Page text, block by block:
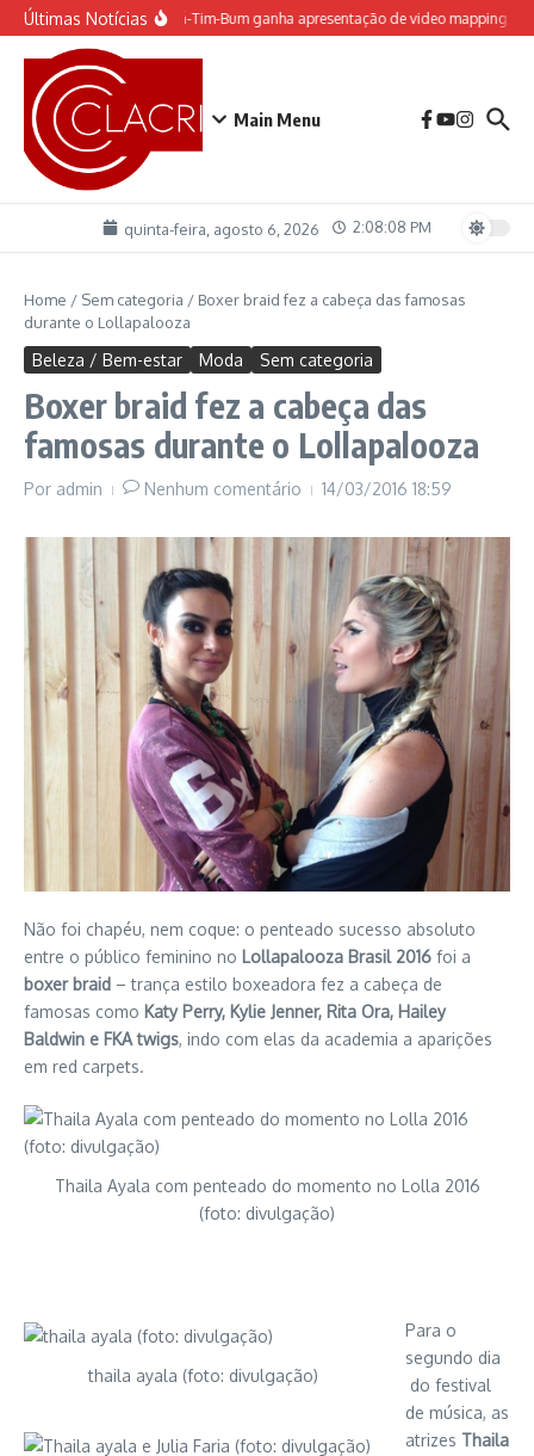
Ir para o conteúdo
Últimas Notícias
espetáculo do Castelo “Rá-Tim-Bum ganha apresentação de video mapping
Main Menu
quinta-feira, agosto 6, 2026 2:08:09 PM
Home / Sem categoria / Boxer braid fez a cabeça das famosas
durante o Lollapalooza
Beleza / Bem-estar Moda Sem categoria
Boxer braid fez a cabeça das
famosas durante o Lollapalooza
Por admin Nenhum comentário 14/03/2016 18:59
Não foi chapéu, nem coque: o penteado sucesso absoluto
entre o público feminino no Lollapalooza Brasil 2016 foi a
boxer braid – trança estilo boxeadora fez a cabeça de
famosas como Katy Perry, Kylie Jenner, Rita Ora, Hailey
Baldwin e FKA twigs, indo com elas da academia a aparições
em red carpets.
Thaila Ayala com penteado do momento no Lolla 2016
(foto: divulgação)
thaila ayala (foto: divulgação)
Para o
segundo dia
do festival
de música, as
atrizes Thaila